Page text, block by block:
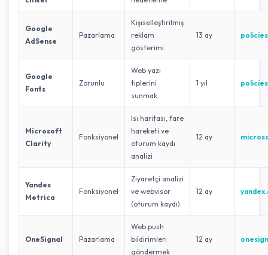
Google
AdSense
Pazarlama
Kişiselleştirilmiş
reklam
gösterimi
13 ay
Google
Fonts
Zorunlu
Web yazı
tiplerini
sunmak
1 yıl
Microsoft
Clarity
Fonksiyonel
Isı haritası, fare
hareketi ve
oturum kaydı
analizi
12 ay
Yandex
Metrica
Fonksiyonel
Ziyaretçi analizi
ve webvisor
(oturum kaydı)
12 ay
OneSignal Pazarlama
Web push
bildirimleri
göndermek
12 ay